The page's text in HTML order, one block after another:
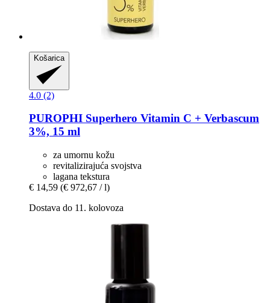
Košarica
4.0 (2)
PUROPHI Superhero Vitamin C + Verbascum
3%, 15 ml
za umornu kožu
revitalizirajuća svojstva
lagana tekstura
€ 14,59 (€ 972,67 / l)
Dostava do 11. kolovoza